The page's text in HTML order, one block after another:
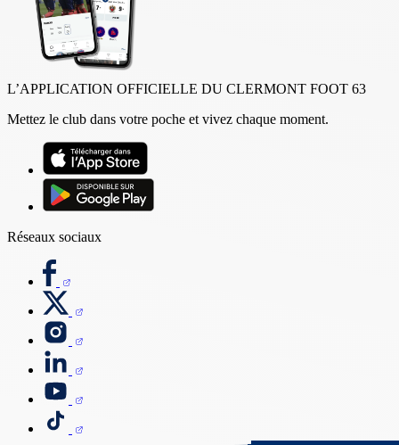
L’APPLICATION OFFICIELLE DU CLERMONT FOOT 63
Mettez le club dans votre poche et vivez chaque moment.
Réseaux sociaux